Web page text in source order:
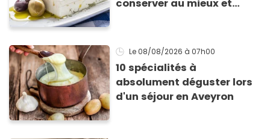
conserver au mieux et
Le 08/08/2026 à 07h00
10 spécialités à
absolument déguster lors
d'un séjour en Aveyron